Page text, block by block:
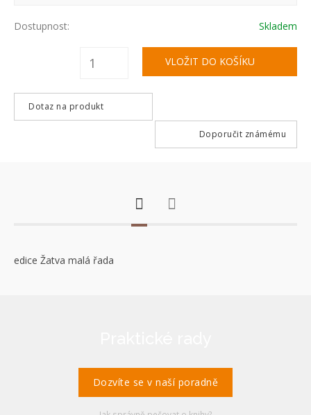
Dostupnost: Skladem
Dotaz na produkt
Doporučit známému
edice Žatva malá řada
Dozvíte se v naší poradně